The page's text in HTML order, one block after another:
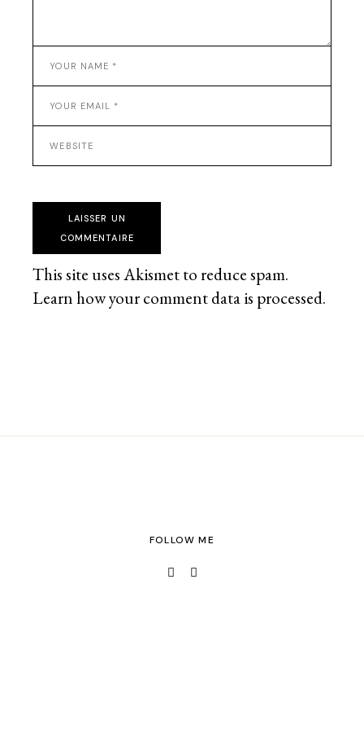
LAISSER UN
COMMENTAIRE
This site uses Akismet to reduce spam.
Learn how your comment data is processed.
FOLLOW ME